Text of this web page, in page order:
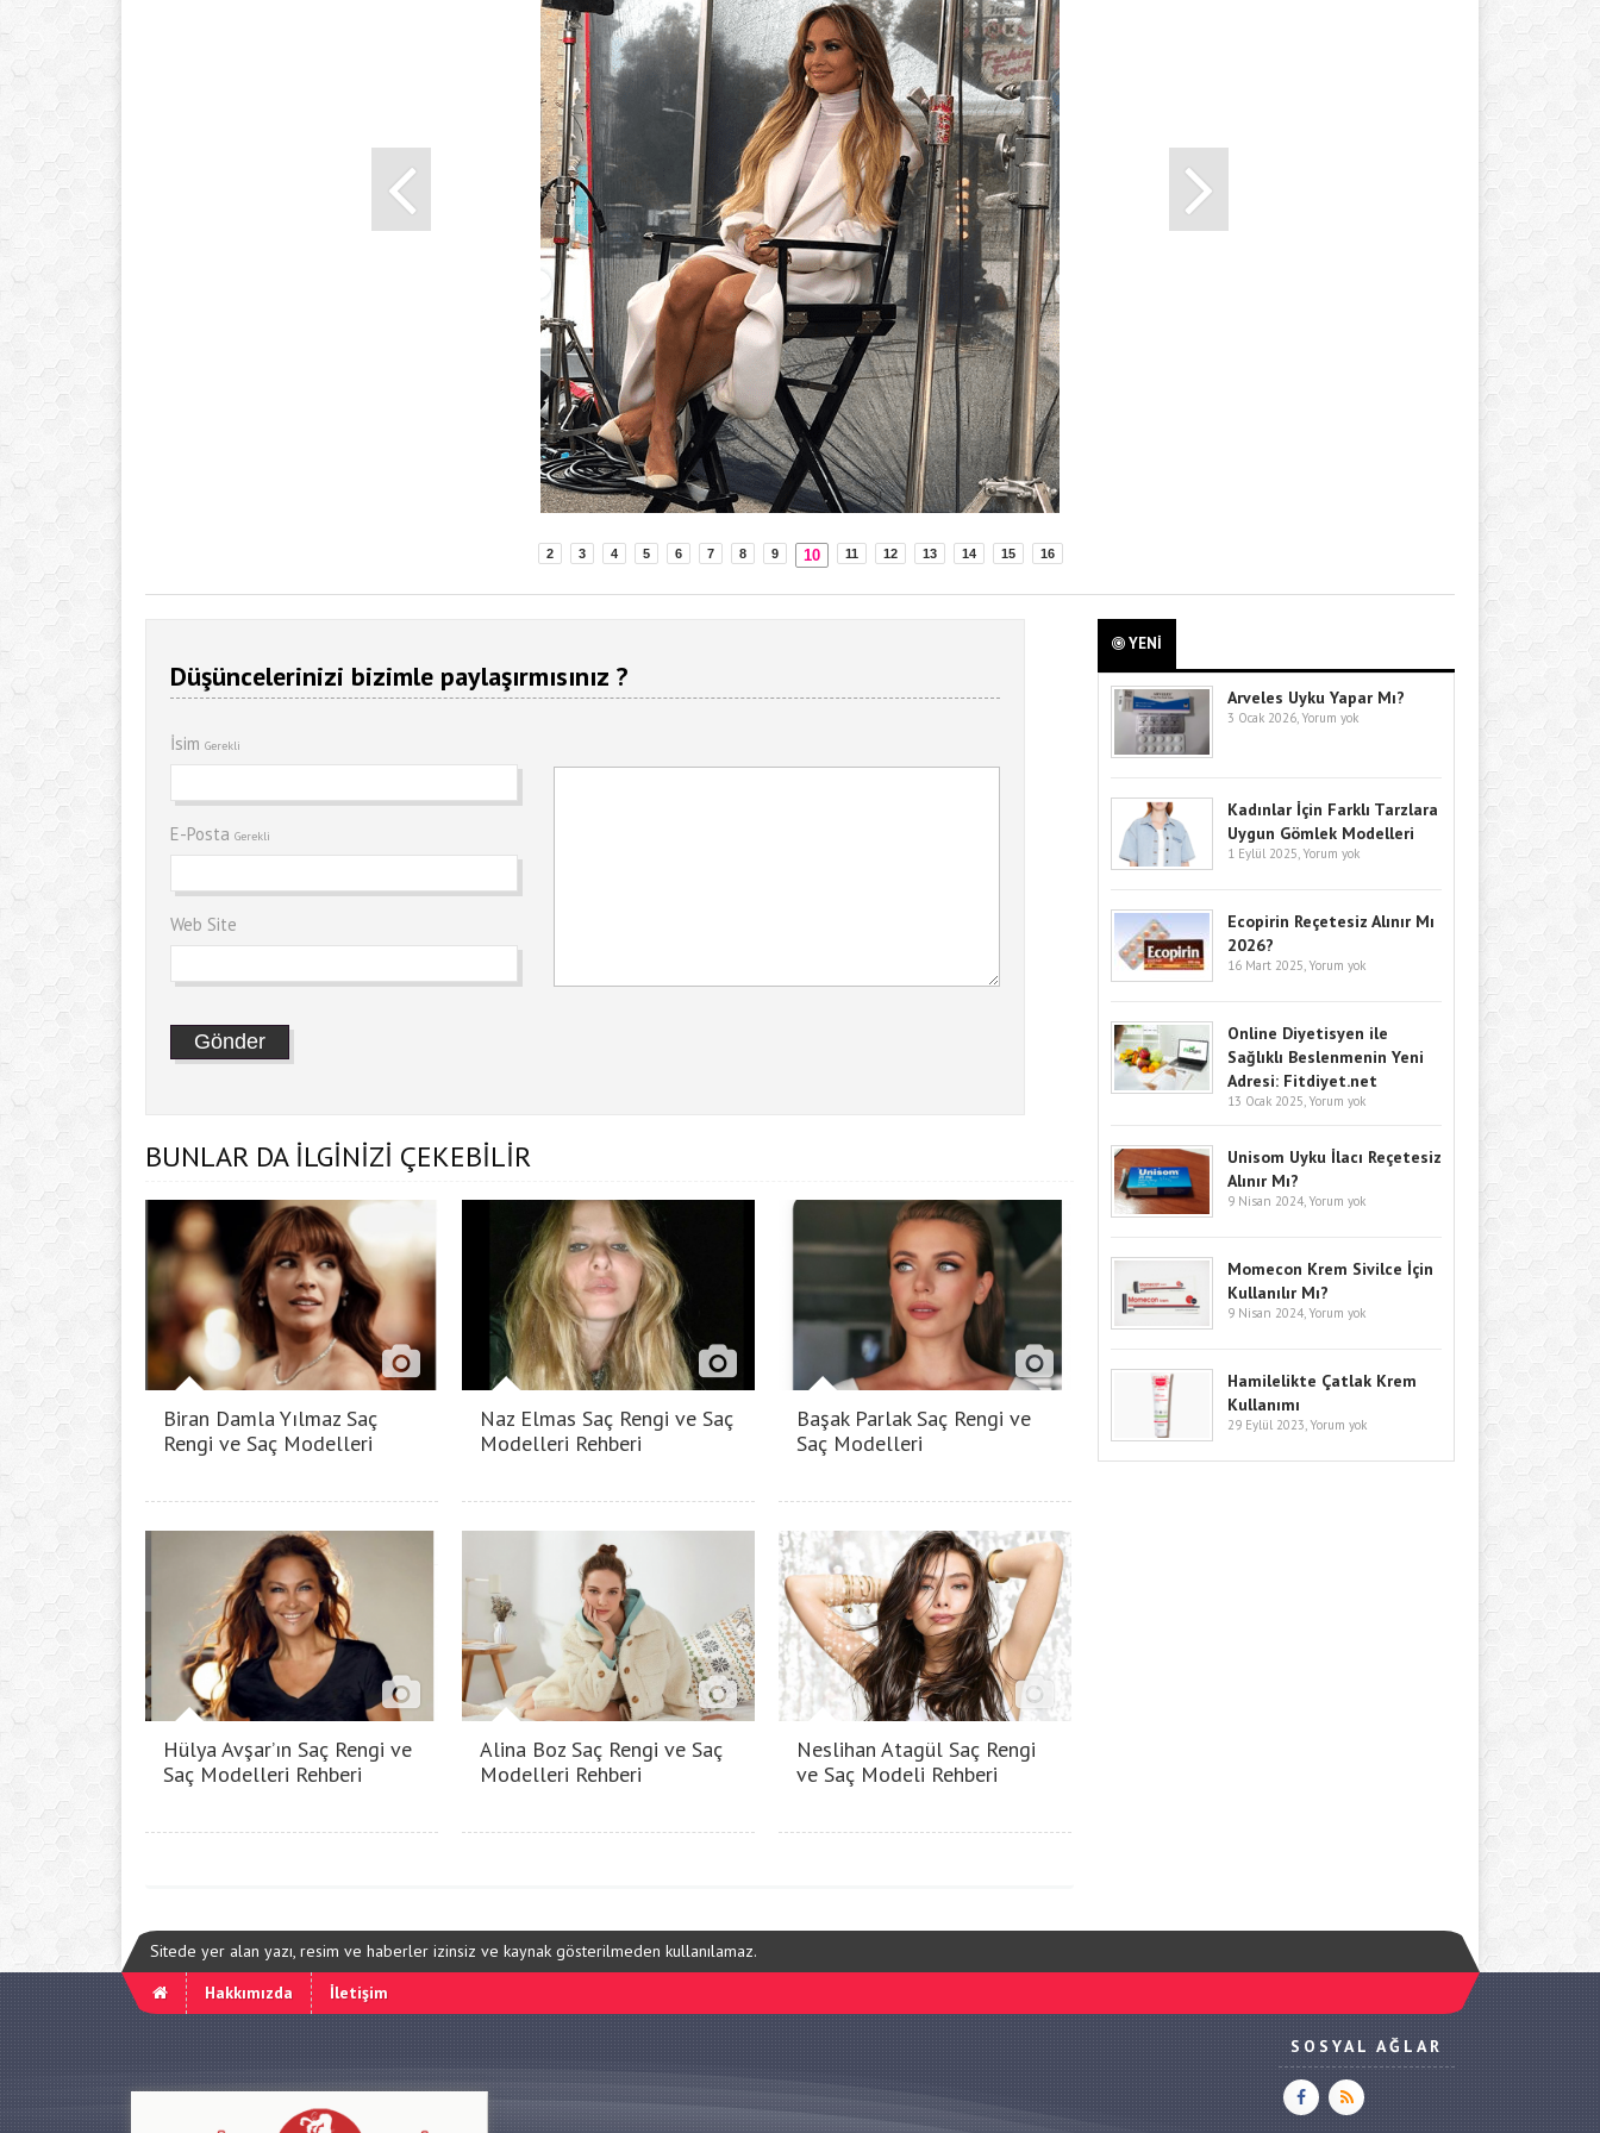
2 3 4 5 6 7 8 9 10 11 12 13 14 15 16
Düşüncelerinizi bizimle paylaşırmısınız ?
İsim Gerekli
E-Posta Gerekli
Web Site
BUNLAR DA İLGİNİZİ ÇEKEBİLİR
Biran Damla Yılmaz Saç
Rengi ve Saç Modelleri
Naz Elmas Saç Rengi ve Saç
Modelleri Rehberi
Başak Parlak Saç Rengi ve
Saç Modelleri
Hülya Avşar’ın Saç Rengi ve
Saç Modelleri Rehberi
Alina Boz Saç Rengi ve Saç
Modelleri Rehberi
Neslihan Atagül Saç Rengi
ve Saç Modeli Rehberi
YENİ
Arveles Uyku Yapar Mı?
3 Ocak 2026, Yorum yok
Kadınlar İçin Farklı Tarzlara
Uygun Gömlek Modelleri
1 Eylül 2025, Yorum yok
Ecopirin Reçetesiz Alınır Mı
2026?
16 Mart 2025, Yorum yok
Online Diyetisyen ile
Sağlıklı Beslenmenin Yeni
Adresi: Fitdiyet.net
13 Ocak 2025, Yorum yok
Unisom Uyku İlacı Reçetesiz
Alınır Mı?
9 Nisan 2024, Yorum yok
Momecon Krem Sivilce İçin
Kullanılır Mı?
9 Nisan 2024, Yorum yok
Hamilelikte Çatlak Krem
Kullanımı
29 Eylül 2023, Yorum yok
Sitede yer alan yazı, resim ve haberler izinsiz ve kaynak gösterilmeden kullanılamaz.
Hakkımızda
İletişim
SOSYAL AĞLAR